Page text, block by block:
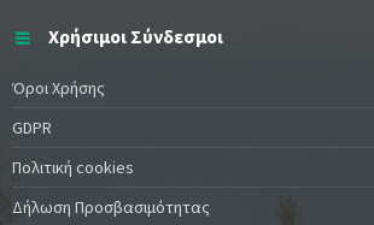
Χρήσιμοι Σύνδεσμοι
Όροι Χρήσης
GDPR
Πολιτική cookies
Δήλωση Προσβασιμότητας